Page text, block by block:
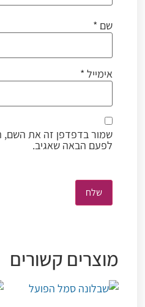
שם *
אימייל*
שמור בדפדפן זה את השם,
לפעם הבאה שאגיב.
מוצרים קשורים